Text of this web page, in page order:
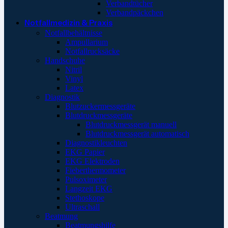
Verbandtücher
Verbandpäckchen
Notfallmedizin & Praxis
Notfallbehältnisse
Ampullarium
Notfallrucksäcke
Handschuhe
Nitril
Vinyl
Latex
Diagnostik
Blutzuckermessgeräte
Blutdruckmessgeräte
Blutdruckmessgerät manuell
Blutdruckmessgerät automatisch
Diagnostikleuchten
EKG Papier
EKG Elektroden
Fieberthermometer
Pulsoximeter
Langzeit EKG
Stethoskope
Ultraschall
Beatmung
Beatmungshilfe